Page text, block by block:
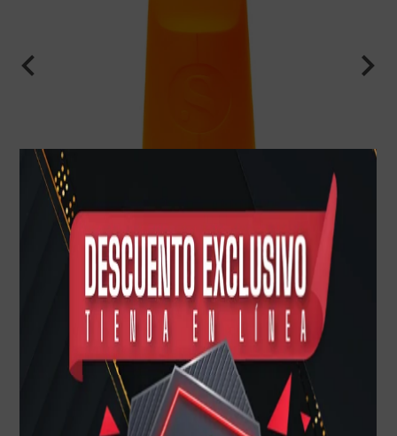
Color Cantidad
$ 4,485.00 MXN
al mes con crédito Ver más
AGREGAR